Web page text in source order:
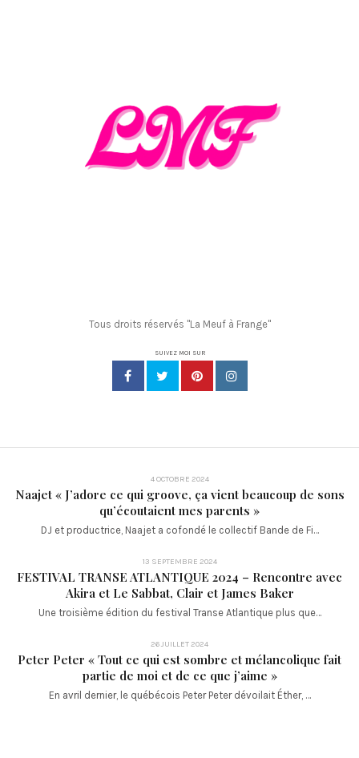
Tous droits réservés "La Meuf à Frange"
SUIVEZ MOI SUR
4 OCTOBRE 2024
Naajet « J’adore ce qui groove, ça vient beaucoup de sons
qu’écoutaient mes parents »
DJ et productrice, Naajet a cofondé le collectif Bande de Fi…
13 SEPTEMBRE 2024
FESTIVAL TRANSE ATLANTIQUE 2024 – Rencontre avec
Akira et Le Sabbat, Clair et James Baker
Une troisième édition du festival Transe Atlantique plus que…
26 JUILLET 2024
Peter Peter « Tout ce qui est sombre et mélancolique fait
partie de moi et de ce que j’aime »
En avril dernier, le québécois Peter Peter dévoilait Éther, …